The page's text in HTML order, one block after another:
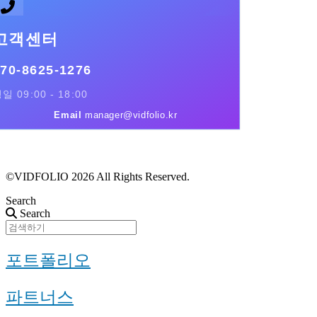
객센터
8625-1276
일 09:00 - 18:00
Email manager@vidfolio.kr
©VIDFOLIO 2026 All Rights Reserved.
Search
Search
포트폴리오
파트너스